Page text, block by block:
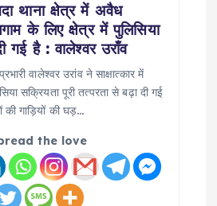
थाना क्षेत्र में अवैध
के लिए क्षेत्र में पुलिसिया
गई है : वालेश्वर उराँव
वालेश्वर उरांव ने साक्षात्कार में
सक्रियता पूरी तत्परता से बढ़ा दी गई
गाड़ियों की घड़…
the love